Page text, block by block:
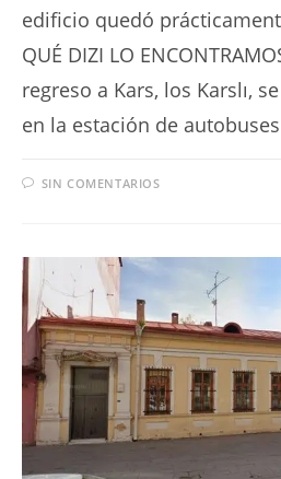
edificio quedó
QUÉ DIZI LO
regreso a Kars, los Karslı,
en la estación de
SIN COMENTARIOS